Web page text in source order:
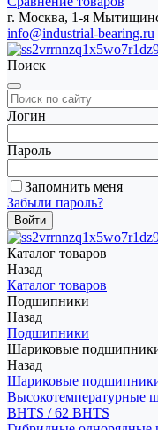
г. Москва, 1-я
info@industrial-bearing.ru
Поиск
Логин
Пароль
Запомнить меня
Забыли пароль?
Каталог товаров
Назад
Каталог товаров
Подшипники
Назад
Подшипники
Шариковые
Назад
Шариковые
Высокотемпературные
BHTS / 62 BHTS